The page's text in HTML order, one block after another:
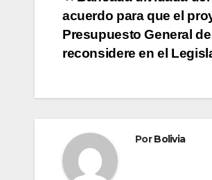
acuerdo para que el
Presupuesto General
reconsidere en el
PorBolivia